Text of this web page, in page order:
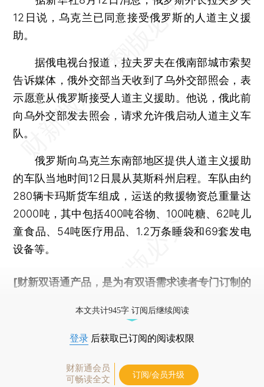
12日说，乌克兰已同意接受俄罗斯的人道主义援
助。
据俄电视台报道，拉夫罗夫在俄南部城市索契
告诉媒体，俄外交部当天收到了乌外交部照会，表
示愿意从俄罗斯接受人道主义援助。他说，俄此前
向乌外交部发去照会，请求允许俄启动人道主义车
队。
俄罗斯向乌克兰东南部地区提供人道主义援助
的车队当地时间12日晨从莫斯科州启程。车队由约
280辆卡玛斯货车组成，运送的救援物资总重量达
2000吨，其中包括400吨谷物、100吨糖、62吨儿
童食品、54吨医疗用品、1.2万条睡袋和69套发电
设备等。
[财新双语通产品，是为有双语需求读者专门订制的
本文共计945字 订阅后继续阅读
登录 后获取已订阅的阅读权限
财新通会员
可畅读全文
订阅/会员升级